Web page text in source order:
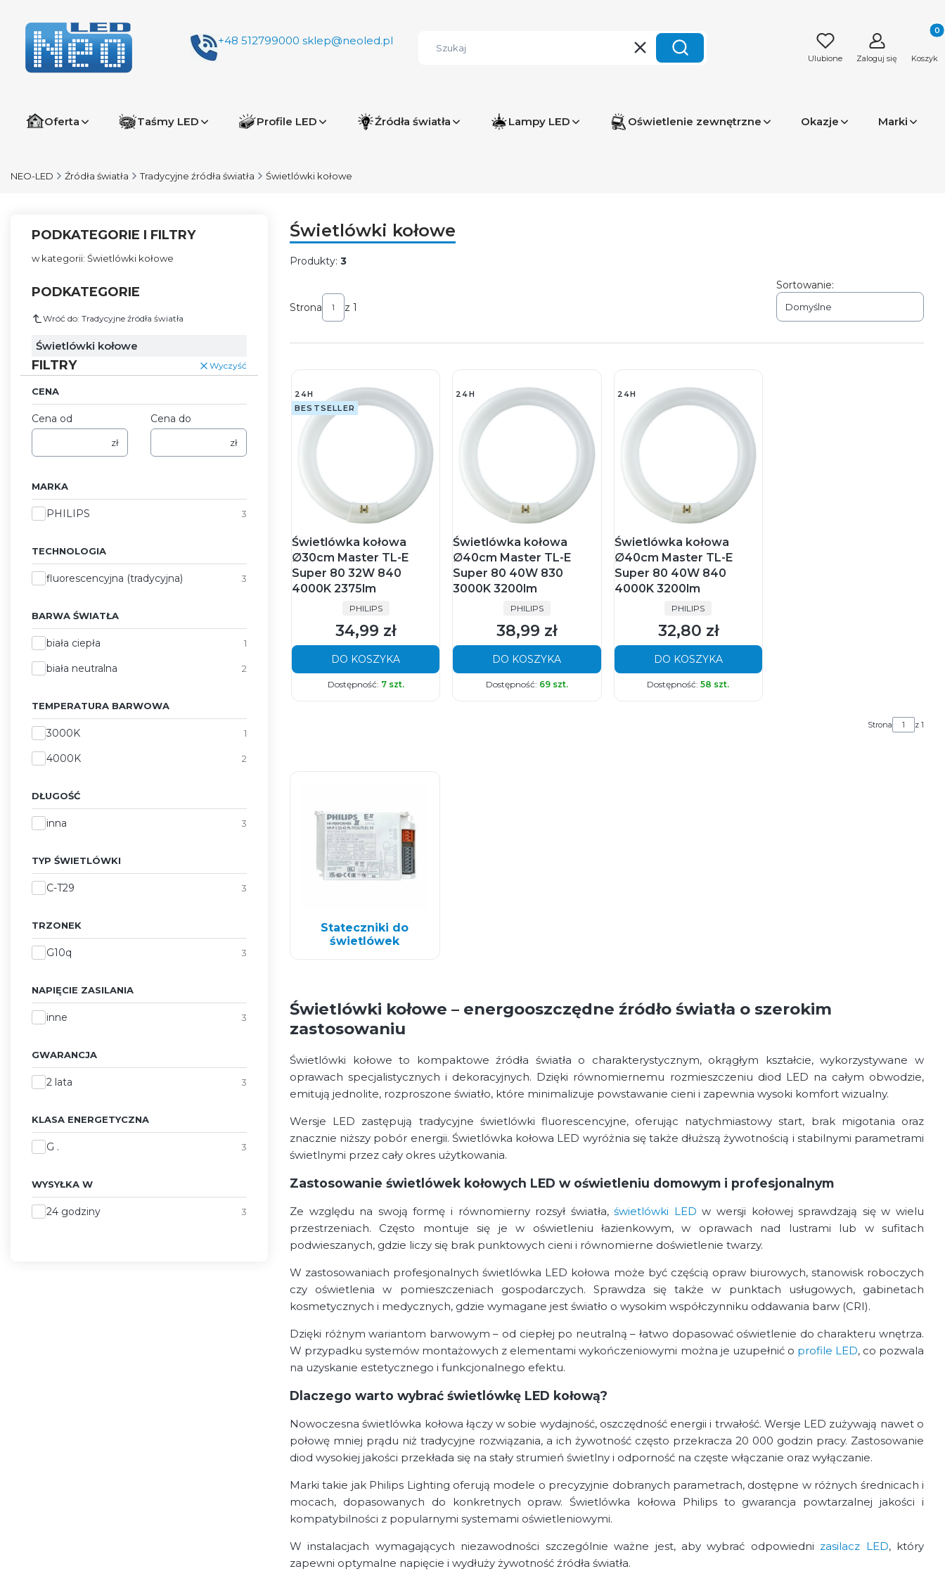
+48 512799000 sklep@neoled.pl
WyczyśćSzukaj Ulubione Zaloguj się Koszyk
Oferta Taśmy LED Profile LED Źródła światła Lampy LED Oświetlenie zewnętrzne Okazje Marki
NEO-LED Źródła światła Tradycyjne źródła światła Świetlówki kołowe
PODKATEGORIE I FILTRY
w kategorii: Świetlówki kołowe
PODKATEGORIE
Wróć do: Tradycyjne źródła światła
Świetlówki kołowe
FILTRY Wyczyść
CENA
Cena od
zł
Cena do
zł
MARKA
MarkaPHILIPS 3
TECHNOLOGIA
Technologia
fluorescencyjna (tradycyjna) 3
BARWA ŚWIATŁA
Barwa światła
biała ciepła 1
biała neutralna 2
TEMPERATURA BARWOWA
Temperatura barwowa
3000K 1
4000K 2
DŁUGOŚĆ
Długość
inna 3
TYP ŚWIETLÓWKI
Typ świetlówki
C-T29 3
TRZONEK
Trzonek
G10q 3
NAPIĘCIE ZASILANIA
Napięcie zasilania
inne 3
GWARANCJA
Gwarancja
2 lata 3
KLASA ENERGETYCZNA
Klasa energetyczna
G . 3
WYSYŁKA W
Wysyłka w
24 godziny 3
Świetlówki kołowe
Produkty: 3
Sortowanie:
Domyślne
Strona z 1
24H
BESTSELLER
Świetlówka kołowa
∅30cm Master TL-E
Super 80 32W 840
4000K 2375lm
PRODUCENT
PHILIPS
Cena
34,99 zł
DO KOSZYKA
Dostępność: 7 szt.
24H
Świetlówka kołowa
∅40cm Master TL-E
Super 80 40W 830
3000K 3200lm
PRODUCENT
PHILIPS
Cena
38,99 zł
DO KOSZYKA
Dostępność: 69 szt.
24H
Świetlówka kołowa
∅40cm Master TL-E
Super 80 40W 840
4000K 3200lm
PRODUCENT
PHILIPS
Cena
32,80 zł
DO KOSZYKA
Dostępność:58 szt.
Strona z 1
Stateczniki do
świetlówek
Świetlówki kołowe – energooszczędne źródło światła o szerokim
zastosowaniu
Świetlówki kołowe to kompaktowe źródła światła o charakterystycznym, okrągłym kształcie, wykorzystywane w
oprawach specjalistycznych i dekoracyjnych. Dzięki równomiernemu rozmieszczeniu diod LED na całym obwodzie,
emitują jednolite, rozproszone światło, które minimalizuje powstawanie cieni i zapewnia wysoki komfort wizualny.
Wersje LED zastępują tradycyjne świetlówki fluorescencyjne, oferując natychmiastowy start, brak migotania oraz
znacznie niższy pobór energii. Świetlówka kołowa LED wyróżnia się także dłuższą żywotnością i stabilnymi parametrami
świetlnymi przez cały okres użytkowania.
Zastosowanie świetlówek kołowych LED w oświetleniu domowym i profesjonalnym
Ze względu na swoją formę i równomierny rozsył światła,świetlówki LED w wersji kołowej sprawdzają się w wielu
przestrzeniach. Często montuje się je w oświetleniu łazienkowym, w oprawach nad lustrami lub w sufitach
podwieszanych, gdzie liczy się brak punktowych cieni i równomierne doświetlenie twarzy.
W zastosowaniach profesjonalnych świetlówka LED kołowa może być częścią opraw biurowych, stanowisk roboczych
czy oświetlenia w pomieszczeniach gospodarczych. Sprawdza się także w punktach usługowych, gabinetach
kosmetycznych i medycznych, gdzie wymagane jest światło o wysokim współczynniku oddawania barw (CRI).
Dzięki różnym wariantom barwowym – od ciepłej po neutralną – łatwo dopasować oświetlenie do charakteru wnętrza.
W przypadku systemów montażowych z elementami wykończeniowymi można je uzupełnić o profile LED, co pozwala
na uzyskanie estetycznego i funkcjonalnego efektu.
Dlaczego warto wybrać świetlówkę LED kołową?
Nowoczesna świetlówka kołowa łączy w sobie wydajność, oszczędność energii i trwałość. Wersje LED zużywają nawet o
połowę mniej prądu niż tradycyjne rozwiązania, a ich żywotność często przekracza 20 000 godzin pracy. Zastosowanie
diod wysokiej jakości przekłada się na stały strumień świetlny i odporność na częste włączanie oraz wyłączanie.
Marki takie jak Philips Lighting oferują modele o precyzyjnie dobranych parametrach, dostępne w różnych średnicach i
mocach, dopasowanych do konkretnych opraw. Świetlówka kołowa Philips to gwarancja powtarzalnej jakości i
kompatybilności z popularnymi systemami oświetleniowymi.
W instalacjach wymagających niezawodności szczególnie ważne jest, aby wybrać odpowiedni zasilacz LED, który
zapewni optymalne napięcie i wydłuży żywotność źródła światła.